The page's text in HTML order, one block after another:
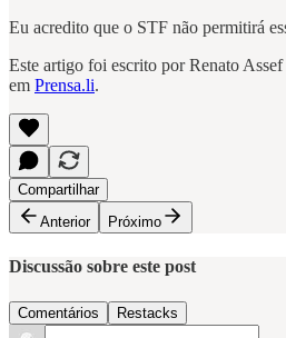
Eu acredito que o STF não permitirá
Este artigo foi escrito por Renato
em Prensa.li.
Compartilhar
Anterior
Próximo
Discussão sobre este post
Comentários Restacks